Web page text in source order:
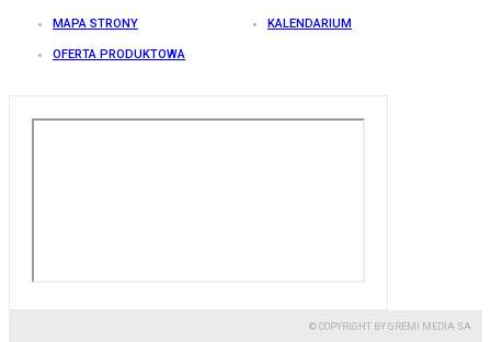
MAPA STRONY KALENDARIUM
OFERTA PRODUKTOWA
© COPYRIGHT BY GREMI MEDIA SA